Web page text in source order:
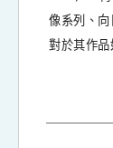
像系列、向
對於其作品